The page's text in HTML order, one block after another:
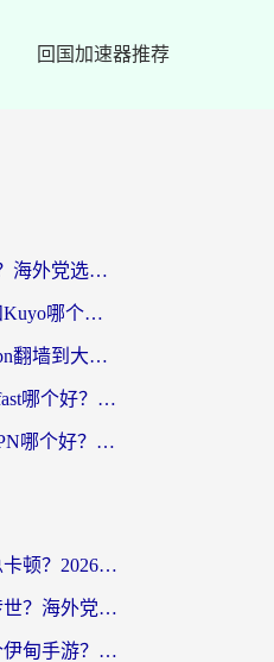
回国加速器推荐
斧牛和ToCN哪个好？海外党选回国加速器的避坑指南（附免费工具推荐）
海外党必看：云极和Kuyo哪个好？3招选对回国加速器，无缝刷国内资源
海外党必看：免费vpn翻墙到大陆？别踩坑！教你选对回国加速器无缝追剧玩游戏
Malus好用吗？和sixfast哪个好？海外华人亲测3款热门回国加速器，附排名指南
ChickCN和爱加速VPN哪个好？海外党亲测3款回国加速器，这一款才是无缝访问国内资源的最优解
美国打天涯明月刀总卡顿？2026实测有效的加速器推荐（附跨平台使用技巧）
乌克兰怎么玩一刀传世？海外党国服游戏加速终极指南（附天下-异兽山海街头篮球实测）
在欧洲怎么玩另一个伊甸手游？海外党亲测有效的国服游戏加速指南